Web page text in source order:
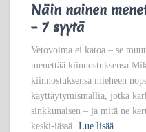
Näin nainen
– 7 syytä
Vetovoima ei katoa – se
menettää kiinnostuksensa
kiinnostuksensa mieheen
käyttäytymismallia, jotka
sinkkunaisen – ja mitä ne
keski-iässä. Lue lisää